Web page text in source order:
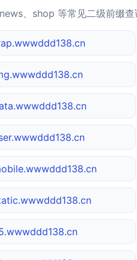
、shop 等常见二级前缀查